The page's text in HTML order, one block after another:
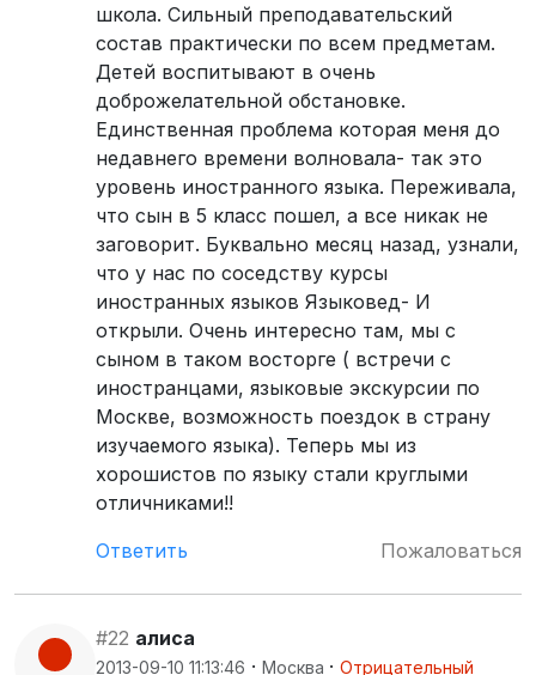
школа. Сильный преподавательский
состав практически по всем предметам.
Детей воспитывают в очень
доброжелательной обстановке.
Единственная проблема которая меня до
недавнего времени волновала- так это
уровень иностранного языка. Переживала,
что сын в 5 класс пошел, а все никак не
заговорит. Буквально месяц назад, узнали,
что у нас по соседству курсы
иностранных языков Языковед- И
открыли. Очень интересно там, мы с
сыном в таком восторге ( встречи с
иностранцами, языковые экскурсии по
Москве, возможность поездок в страну
изучаемого языка). Теперь мы из
хорошистов по языку стали круглыми
отличниками!!
Ответить
Пожаловаться
#22 алиса
2013-09-10 11:13:46 · Москва · Отрицательный